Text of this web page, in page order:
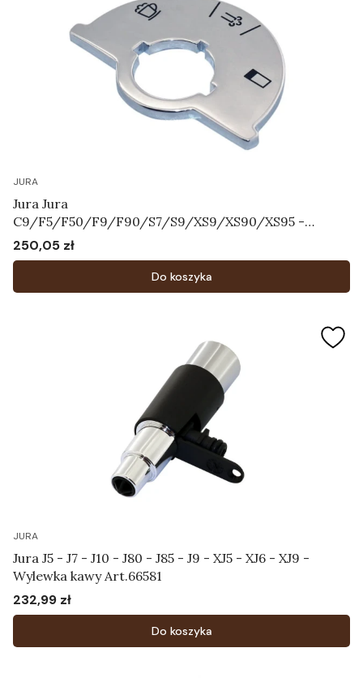
JURA
Jura Jura
C9/F5/F50/F9/F90/S7/S9/XS9/XS90/XS95 -
Tarcza ze skalą Art.64731
Cena
250,05 zł
Do koszyka
JURA
Jura J5 - J7 - J10 - J80 - J85 - J9 - XJ5 - XJ6 - XJ9 -
Wylewka kawy Art.66581
Cena
232,99 zł
Do koszyka